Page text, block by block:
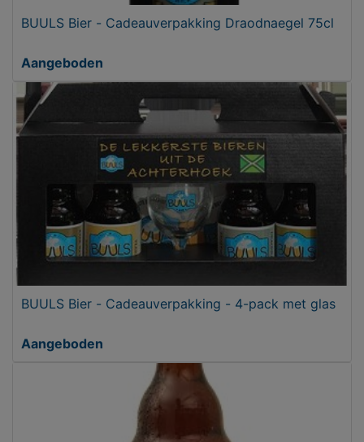
BUULS Bier - Cadeauverpakking Draodnaegel 75cl
Aangeboden
BUULS Bier - Cadeauverpakking - 4-pack met glas
Aangeboden